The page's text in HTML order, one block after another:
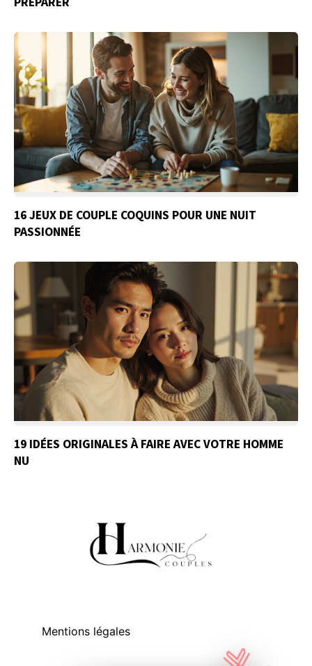
16 JEUX DE COUPLE COQUINS POUR UNE NUIT
PASSIONNÉE
19 IDÉES ORIGINALES À FAIRE AVEC VOTRE HOMME
NU
Mentions légales